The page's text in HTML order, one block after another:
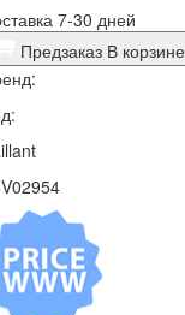
7-30 дней
Предзаказ В корзине